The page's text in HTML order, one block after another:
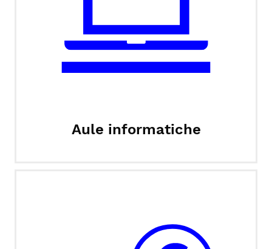
Aule informatiche